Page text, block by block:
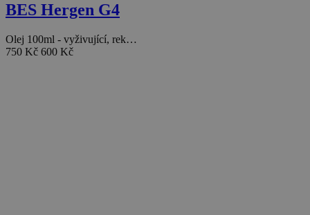
BES Hergen G4
Olej 100ml - vyživující, rek…
750 Kč 600 Kč